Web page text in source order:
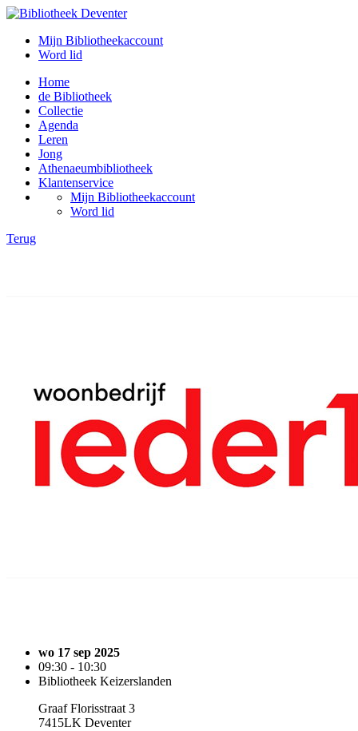
Mijn Bibliotheekaccount
Word lid
Home
de Bibliotheek
Collectie
Agenda
Leren
Jong
Athenaeumbibliotheek
Klantenservice
Mijn Bibliotheekaccount
Word lid
Terug
wo 17 sep 2025
09:30 - 10:30
Bibliotheek Keizerslanden
Graaf Florisstraat 3
7415LK Deventer